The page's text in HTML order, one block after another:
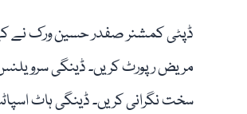
ڈپٹی کمشنر صفدر حسین ورک نے
مریض رپورٹ کریں۔ ڈینگی
سخت نگرانی کریں۔ ڈینگی ہاٹ